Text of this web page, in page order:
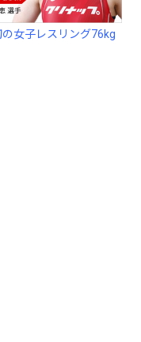
女子レスリング76kg